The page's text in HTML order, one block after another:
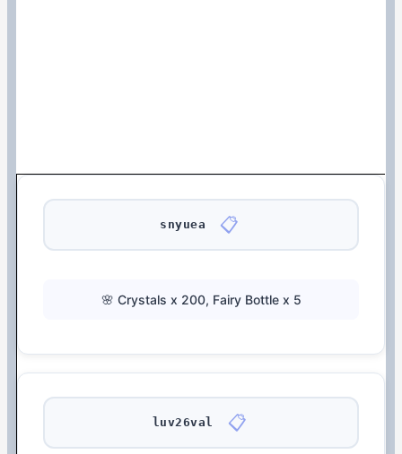
snyuea 📋
🌸 Crystals x 200, Fairy Bottle x 5
luv26val 📋